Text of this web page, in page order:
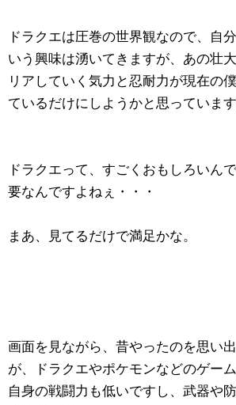
ドラクエは圧巻の世界観なので、自
いう興味は湧いてきますが、あの壮
リアしていく気力と忍耐力が現在の
ているだけにしようかと思っていま
ドラクエって、すごくおもしろいん
要なんですよねぇ・・・
まあ、見てるだけで満足かな。
画面を見ながら、昔やったのを思い
が、ドラクエやポケモンなどのゲー
自身の戦闘力も低いですし、武器や